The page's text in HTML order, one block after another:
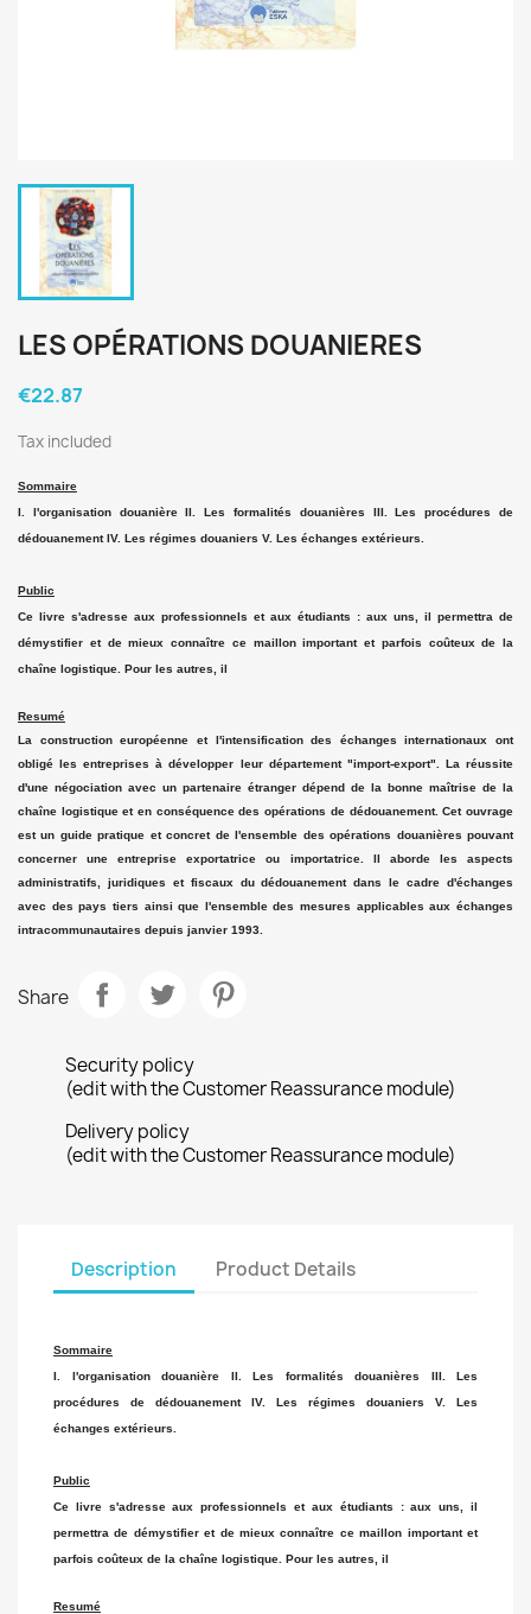
LES OPÉRATIONS DOUANIERES
€22.87
Tax included
Sommaire
I. l'organisation douanière II. Les formalités douanières III. Les procédures de
dédouanement IV. Les régimes douaniers V. Les échanges extérieurs.
Public
Ce livre s'adresse aux professionnels et aux étudiants : aux uns, il permettra de
démystifier et de mieux connaître ce maillon important et parfois coûteux de la
chaîne logistique. Pour les autres, il
Resumé
La construction européenne et l'intensification des échanges internationaux ont
obligé les entreprises à développer leur département "import-export". La réussite
d'une négociation avec un partenaire étranger dépend de la bonne maîtrise de la
chaîne logistique et en conséquence des opérations de dédouanement. Cet ouvrage
est un guide pratique et concret de l'ensemble des opérations douanières pouvant
concerner une entreprise exportatrice ou importatrice. Il aborde les aspects
administratifs, juridiques et fiscaux du dédouanement dans le cadre d'échanges
avec des pays tiers ainsi que l'ensemble des mesures applicables aux échanges
intracommunautaires depuis janvier 1993.
Share
Security policy
(edit with the Customer Reassurance module)
Delivery policy
(edit with the Customer Reassurance module)
Description Product Details
Sommaire
I. l'organisation douanière II. Les formalités douanières III. Les
procédures de dédouanement IV. Les régimes douaniers V. Les
échanges extérieurs.
Public
Ce livre s'adresse aux professionnels et aux étudiants : aux uns, il
permettra de démystifier et de mieux connaître ce maillon important et
parfois coûteux de la chaîne logistique. Pour les autres, il
Resumé